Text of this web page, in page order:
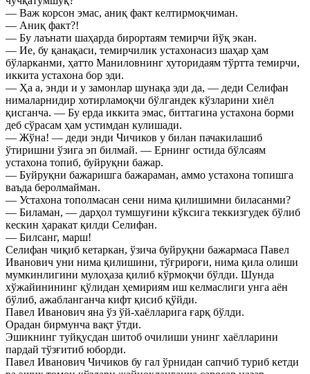
— Важ корсон эмас, аниқ факт келтирмоқчиман.
— Аниқ факт?!
— Бу лаънати шаҳарда бирортаям темирчи йўқ экан.
— Ие, бу қанақаси, темирчилик устахонасиз шаҳар ҳам
бўларканми, ҳатто Маниловнинг хуторидаям тўртта темирчи,
иккита устахона бор эди.
— Ҳа а, энди и у замонлар шунақа эди да, — деди Селифан
нималарнидир хотирламоқчи бўлгандек кўзларини хиёл
қисганча. — Бу ерда иккита эмас, биттагина устахона борми
деб сўрасам ҳам устимдан кулишади.
— Жўна! — деди энди Чичиков у билан пачакилашиб
ўтиришни ўзига эп билмай. — Ернинг остида бўлсаям
устахона топиб, буйруқни бажар.
— Буйруқни бажаришга бажараман, аммо устахона топишга
ваъда беролмайман.
— Устахона тополмасан сени нима қилишимни биласанми?
— Биламан, — дарҳол тумшуғини кўксига теккизгудек бўлиб
кескин ҳаракат қилди Селифан.
— Билсанг, марш!
Селифан чиқиб кетаркан, ўзича буйруқни бажармаса Павел
Иванович уни нима қилишини, тўғрироғи, нима қила олиши
мумкинлигини мулоҳаза қилиб кўрмоқчи бўлди. Шунда
хўжайинининг қўлидан ҳемириям иш келмаслиги унга аён
бўлиб, ажабланганча кифт қисиб қўйди.
Павел Иванович яна ўз ўй-хаёлларига ғарқ бўлди.
Орадан бирмунча вақт ўтди.
Эшикнинг туйқусдан шитоб очилиши унинг хаёлларини
пардай тўзғитиб юборди.
Павел Иванович Чичиков бу гал ўрнидан сапчиб туриб кетди